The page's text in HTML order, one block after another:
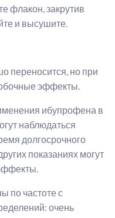
флакон, закрутив
и высушите.
переносится, но при
эффекты.
ибупрофена в
наблюдаться
долгосрочного
показаниях могут
по частоте с
очень